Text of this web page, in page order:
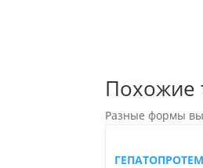
Похожие
Разные формы